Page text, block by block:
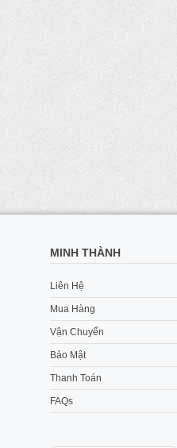
MINH THÀNH
Liên Hệ
Mua Hàng
Vận Chuyển
Bảo Mật
Thanh Toán
FAQs